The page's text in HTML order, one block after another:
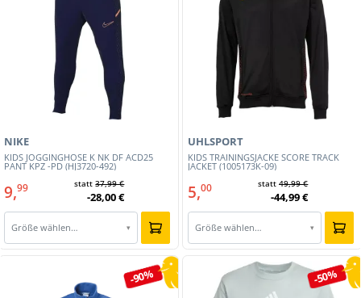
KIDS JOGGINGHOSE K NK DF ACD25
PANT KPZ -PD (HJ3720-492)
NIKE
9,99 statt37,99 €
-28,00 €
Größe wählen… ▾
KIDS TRAININGSJACKE SCORE TRACK
JACKET (1005173K-09)
UHLSPORT
5,00 statt49,99 €
-44,99 €
Größe wählen… ▾
-90% -50%